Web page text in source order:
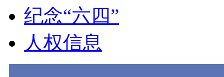
纪念“六四”
人权信息